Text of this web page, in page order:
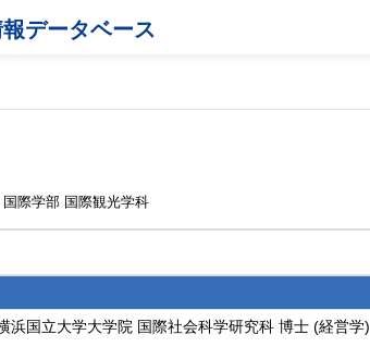
データベース
際学部 国際観光学科
浜国立大学大学院 国際社会科学研究科 博士 (経営学)